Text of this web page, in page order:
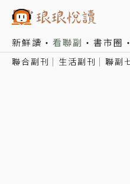
新鮮讀 看聯副 書市圈
聯合副刊 生活副刊 聯副